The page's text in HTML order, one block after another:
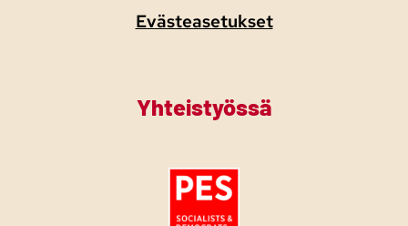
Evästeasetukset
Yhteistyössä
Tutustu PES:n periaatejulistukseen